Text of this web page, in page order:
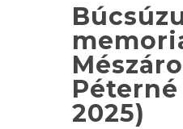
Péterné
2025)